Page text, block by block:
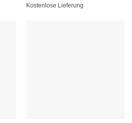
Kostenlose Lieferung